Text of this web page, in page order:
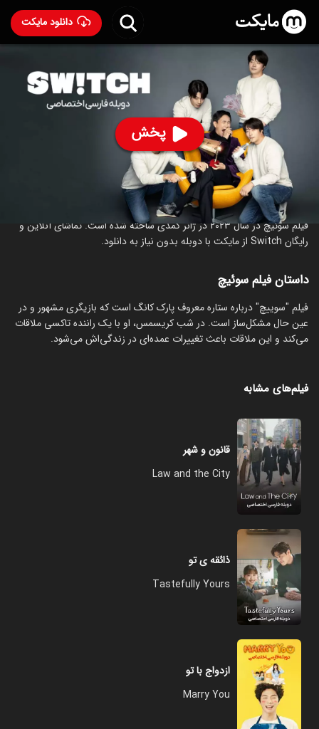
دانلود مایکت
پخش
فیلم سوئیچ با دوبله فارسی
۵۷۷ ۶.۸
ساخت کره جنوبی سال 2023
رده سنی ۱۸+
کره‌ای
کمدی درام
درباره فیلم سوئیچ
فیلم سوئیچ در سال 2023 در ژانر کمدی ساخته شده است. تماشای آنلاین و
رایگان Switch از مایکت با دوبله بدون نیاز به دانلود.
داستان فیلم سوئیچ
فیلم "سوییچ" درباره ستاره معروف پارک کانگ است که بازیگری مشهور و در
عین حال مشکل‌ساز است. در شب کریسمس، او با یک راننده تاکسی ملاقات
می‌کند و این ملاقات باعث تغییرات عمده‌ای در زندگی‌اش می‌شود.
فیلم‌های مشابه
قانون و شهر
Law and the City
ذائقه ی تو
Tastefully Yours
ازدواج با تو
Marry You